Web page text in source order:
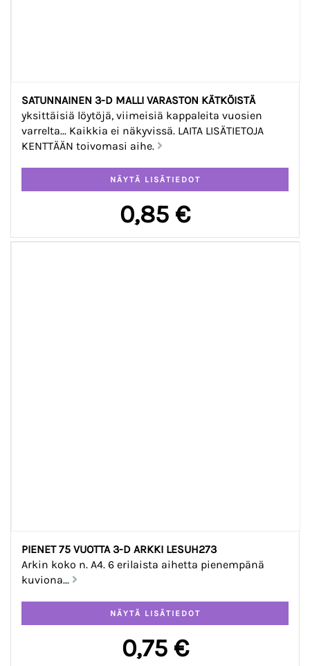
SATUNNAINEN 3-D MALLI VARASTON KÄTKÖISTÄ
yksittäisiä löytöjä, viimeisiä kappaleita vuosien
varrelta... Kaikkia ei näkyvissä. LAITA LISÄTIETOJA
KENTTÄÄN toivomasi aihe.
0,85 €
PIENET 75 VUOTTA 3-D ARKKI LESUH273
Arkin koko n. A4. 6 erilaista aihetta pienempänä
kuviona...
0,75 €